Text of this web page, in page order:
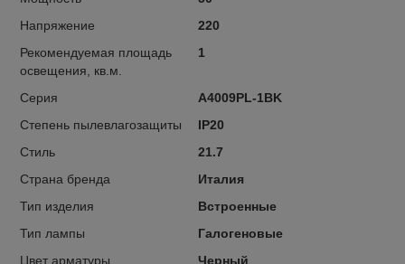
Напряжение
220
Рекомендуемая площадь
освещения, кв.м.
1
Серия
A4009PL-1BK
Степень пылевлагозащиты
IP20
Стиль
21.7
Страна бренда
Италия
Тип изделия
Встроенные
Тип лампы
Галогеновые
Цвет арматуры
Черный